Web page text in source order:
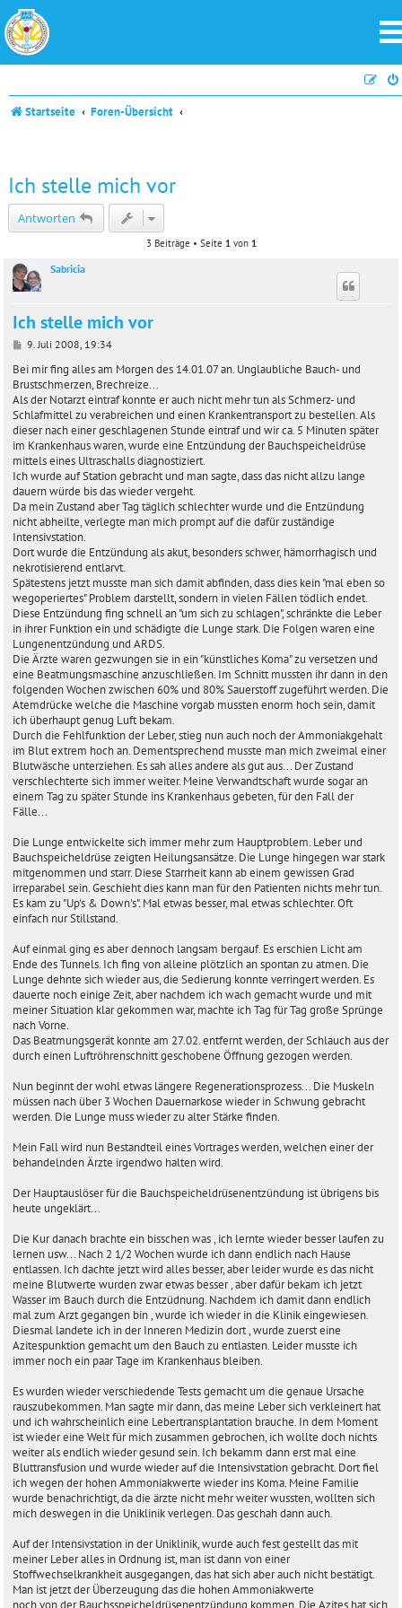
Startseite Foren-Übersicht
Ich stelle mich vor
Antworten
3 Beiträge • Seite 1 von 1
Sabricia
Ich stelle mich vor
B
i
t
a
g
9. Juli 2008, 19:34
Bei mir fing alles am Morgen des 14.01.07 an. Unglaubliche Bauch- und
Brustschmerzen, Brechreize...
Als der Notarzt eintraf konnte er auch nicht mehr tun als Schmerz- und
Schlafmittel zu verabreichen und einen Krankentransport zu bestellen. Als
dieser nach einer geschlagenen Stunde eintraf und wir ca. 5 Minuten später
im Krankenhaus waren, wurde eine Entzündung der Bauchspeicheldrüse
mittels eines Ultraschalls diagnostiziert.
Ich wurde auf Station gebracht und man sagte, dass das nicht allzu lange
dauern würde bis das wieder vergeht.
Da mein Zustand aber Tag täglich schlechter wurde und die Entzündung
nicht abheilte, verlegte man mich prompt auf die dafür zuständige
Intensivstation.
Dort wurde die Entzündung als akut, besonders schwer, hämorrhagisch und
nekrotisierend entlarvt.
Spätestens jetzt musste man sich damit abfinden, dass dies kein "mal eben so
wegoperiertes" Problem darstellt, sondern in vielen Fällen tödlich endet.
Diese Entzündung fing schnell an "um sich zu schlagen", schränkte die Leber
in ihrer Funktion ein und schädigte die Lunge stark. Die Folgen waren eine
Lungenentzündung und ARDS.
Die Ärzte waren gezwungen sie in ein "künstliches Koma" zu versetzen und
eine Beatmungsmaschine anzuschließen. Im Schnitt mussten ihr dann in den
folgenden Wochen zwischen 60% und 80% Sauerstoff zugeführt werden. Die
Atemdrücke welche die Maschine vorgab mussten enorm hoch sein, damit
ich überhaupt genug Luft bekam.
Durch die Fehlfunktion der Leber, stieg nun auch noch der Ammoniakgehalt
im Blut extrem hoch an. Dementsprechend musste man mich zweimal einer
Blutwäsche unterziehen. Es sah alles andere als gut aus... Der Zustand
verschlechterte sich immer weiter. Meine Verwandtschaft wurde sogar an
einem Tag zu später Stunde ins Krankenhaus gebeten, für den Fall der
Fälle...
Die Lunge entwickelte sich immer mehr zum Hauptproblem. Leber und
Bauchspeicheldrüse zeigten Heilungsansätze. Die Lunge hingegen war stark
mitgenommen und starr. Diese Starrheit kann ab einem gewissen Grad
irreparabel sein. Geschieht dies kann man für den Patienten nichts mehr tun.
Es kam zu "Up's & Down's". Mal etwas besser, mal etwas schlechter. Oft
einfach nur Stillstand.
Auf einmal ging es aber dennoch langsam bergauf. Es erschien Licht am
Ende des Tunnels. Ich fing von alleine plötzlich an spontan zu atmen. Die
Lunge dehnte sich wieder aus, die Sedierung konnte verringert werden. Es
dauerte noch einige Zeit, aber nachdem ich wach gemacht wurde und mit
meiner Situation klar gekommen war, machte ich Tag für Tag große Sprünge
nach Vorne.
Das Beatmungsgerät konnte am 27.02. entfernt werden, der Schlauch aus der
durch einen Luftröhrenschnitt geschobene Öffnung gezogen werden.
Nun beginnt der wohl etwas längere Regenerationsprozess... Die Muskeln
müssen nach über 3 Wochen Dauernarkose wieder in Schwung gebracht
werden. Die Lunge muss wieder zu alter Stärke finden.
Mein Fall wird nun Bestandteil eines Vortrages werden, welchen einer der
behandelnden Ärzte irgendwo halten wird.
Der Hauptauslöser für die Bauchspeicheldrüsenentzündung ist übrigens bis
heute ungeklärt...
Die Kur danach brachte ein bisschen was , ich lernte wieder besser laufen zu
lernen usw... Nach 2 1/2 Wochen wurde ich dann endlich nach Hause
entlassen. Ich dachte jetzt wird alles besser, aber leider wurde es das nicht
meine Blutwerte wurden zwar etwas besser , aber dafür bekam ich jetzt
Wasser im Bauch durch die Entzüdnung. Nachdem ich damit dann endlich
mal zum Arzt gegangen bin , wurde ich wieder in die Klinik eingewiesen.
Diesmal landete ich in der Inneren Medizin dort , wurde zuerst eine
Azitespunktion gemacht um den Bauch zu entlasten. Leider musste ich
immer noch ein paar Tage im Krankenhaus bleiben.
Es wurden wieder verschiedende Tests gemacht um die genaue Ursache
rauszubekommen. Man sagte mir dann, das meine Leber sich verkleinert hat
und ich wahrscheinlich eine Lebertransplantation brauche. In dem Moment
ist wieder eine Welt für mich zusammen gebrochen, ich wollte doch nichts
weiter als endlich wieder gesund sein. Ich bekamm dann erst mal eine
Bluttransfusion und wurde wieder auf die Intensivstation gebracht. Dort fiel
ich wegen der hohen Ammoniakwerte wieder ins Koma. Meine Familie
wurde benachrichtigt, da die ärzte nicht mehr weiter wussten, wollten sich
mich deswegen in die Uniklinik verlegen. Das geschah dann auch.
Auf der Intensivstation in der Uniklinik, wurde auch fest gestellt das mit
meiner Leber alles in Ordnung ist, man ist dann von einer
Stoffwechselkrankheit ausgegangen, das hat sich aber auch nicht bestätigt.
Man ist jetzt der Überzeugung das die hohen Ammoniakwerte
noch von der Bauchsspeicheldrüsenentzündung kommen. Die Azites hat sich